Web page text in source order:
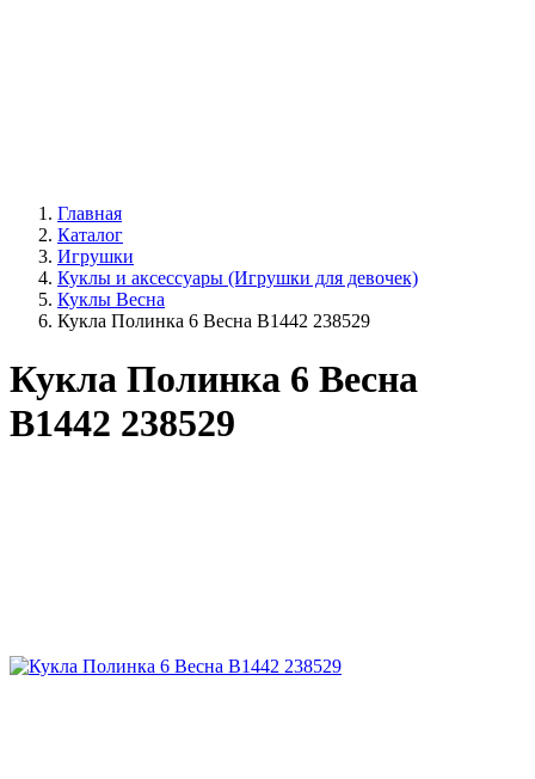
Главная
Каталог
Игрушки
Куклы и аксессуары (Игрушки для девочек)
Куклы Весна
Кукла Полинка 6 Весна В1442 238529
Кукла Полинка 6 Весна
В1442 238529